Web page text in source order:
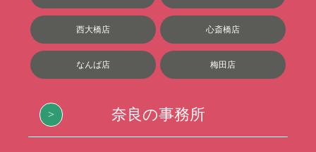
西大橋店 心斎橋店
なんば店 梅田店
奈良の事務所